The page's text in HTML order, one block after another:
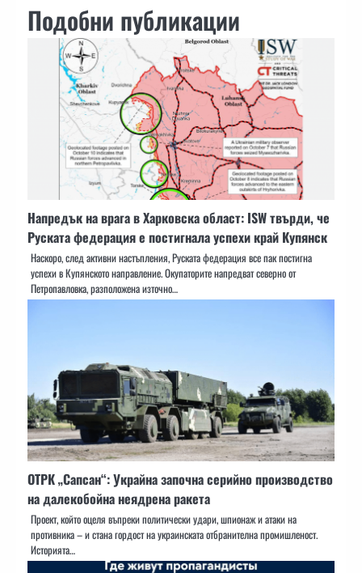
Подобни публикации
Напредък на врага в Харковска област: ISW твърди, че
Руската федерация е постигнала успехи край Купянск
Наскоро, след активни настъпления, Руската федерация все пак постигна
успехи в Купянското направление. Окупаторите напредват северно от
Петропавловка, разположена източно…
ОТРК „Сапсан“: Украйна започна серийно производство
на далекобойна неядрена ракета
Проект, който оцеля въпреки политически удари, шпионаж и атаки на
противника – и стана гордост на украинската отбранителна промишленост.
Историята…